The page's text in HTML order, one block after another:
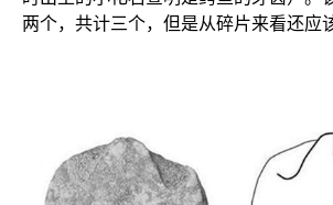
两个，共计三个，但是从碎片来看还应